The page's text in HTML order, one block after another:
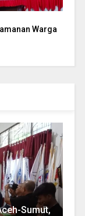
Warga
Sumut,